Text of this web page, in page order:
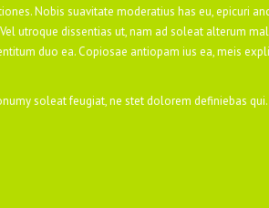
Nobis suavitate moderatius has eu, epicuri
utroque dissentias ut, nam ad soleat alterum
duo ea. Copiosae antiopam ius ea, meis
soleat feugiat, ne stet dolorem definiebas qui.